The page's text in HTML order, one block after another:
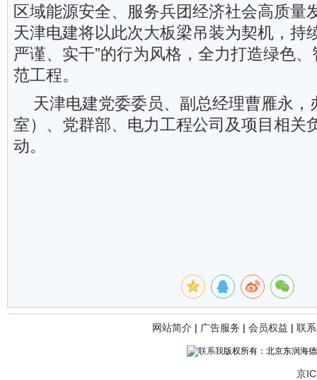
区域能源安全、服务兵团经济社会高质量
天津电建将以此次大板梁吊装为契机，持
严谨、实干”的行为风格，全力打造绿色
范工程。
天津电建党委委员、副总经理曹雁永，
室）、党群部、电力工程公司及项目相关
动。
网站简介 | 广告服务 | 会员权益 | 联
版权所有：北京东润海
京